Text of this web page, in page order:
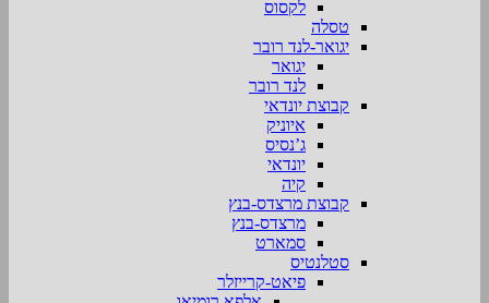
לקסוס
טסלה
יגואר-לנד רובר
יגואר
לנד רובר
קבוצת יונדאי
איוניק
ג’נסיס
יונדאי
קיה
קבוצת מרצדס-בנץ
מרצדס-בנץ
סמארט
סטלנטיס
פיאט-קרייזלר